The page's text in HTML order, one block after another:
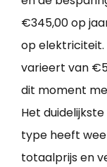
€345,00 op
op
varieert van
dit moment
Het
type heeft
totaalprijs en